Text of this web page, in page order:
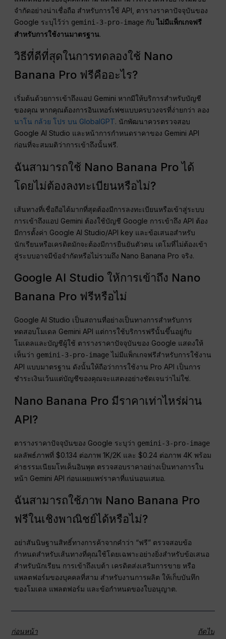
จำกัดอย่างน่าเชื่อถือ สำหรับการใช้ API, ตารางราคาปัจจุบันของ
Google ระบุไว้ว่า gemini-3-pro-image กับไม่มีแพ็กเกจฟรี
สำหรับการใช้งานมาตรฐาน.
วิธีที่ดีที่สุดในการทดลองใช้ Nano
Banana Pro ฟรีคืออะไร?
เริ่มต้นด้วยการเข้าถึงแอป Gemini หากมีให้บริการสำหรับบัญชี
ของคุณ หากคุณต้องการอินเทอร์เฟซแบบครบวงจรที่ง่ายกว่า ลอง
นาโน กล้วย โปร บน GlobalGPT. นักพัฒนาควรตรวจสอบ
Google AI Studio และหน้าการกำหนดราคาของ Gemini API
ก่อนที่จะสมมติว่าการเข้าถึงนั้นฟรี.
ฉันสามารถใช้ Nano Banana Pro ได้
โดยไม่ต้องลงทะเบียนหรือไม่?
เส้นทางที่เชื่อถือได้มากที่สุดต้องมีการลงทะเบียนหรือเข้าสู่ระบบ
การเข้าถึงแอป Gemini ต้องใช้บัญชี Google การเข้าถึง API ต้อง
มีการตั้งค่า Google AI Studio/API key และข้อเสนอสำหรับ
นักเรียนหรือเครดิตมักจะต้องมีการยืนยันตัวตน เดโมที่ไม่ต้องเข้า
สู่ระบบอาจมีข้อจำกัดหรือไม่รวมถึง Nano Banana Pro จริง.
Google AI Studio ให้การเข้าถึง Nano
Banana Pro ฟรีหรือไม่
Google AI Studio เป็นสถานที่อย่างเป็นทางการสำหรับการ
ทดสอบโมเดล Gemini API แต่การใช้บริการฟรีนั้นขึ้นอยู่กับ
โมเดลและบัญชีผู้ใช้ ตารางราคาปัจจุบันของ Google แสดงให้
เห็นว่า gemini-3-pro-imageไม่มีแพ็กเกจฟรีสำหรับการใช้งาน
API แบบมาตรฐาน ดังนั้นให้ถือว่าการใช้งาน Pro API เป็นการ
ชำระเงินเว้นแต่บัญชีของคุณจะแสดงอย่างชัดเจนว่าไม่ใช่.
Nano Banana Pro มีราคาเท่าไหร่ผ่าน
API?
ตารางราคาปัจจุบันของ Google ระบุว่า gemini-3-pro-image
ผลลัพธ์ภาพที่ $0.134 ต่อภาพ 1K/2K และ $0.24 ต่อภาพ 4K พร้อม
ค่าธรรมเนียมโทเค็นอินพุต ตรวจสอบราคาอย่างเป็นทางการใน
หน้า Gemini API ก่อนเผยแพร่ราคาที่แน่นอนเสมอ.
ฉันสามารถใช้ภาพ Nano Banana Pro
ฟรีในเชิงพาณิชย์ได้หรือไม่?
อย่าสันนิษฐานสิทธิ์ทางการค้าจากคำว่า “ฟรี” ตรวจสอบข้อ
กำหนดสำหรับเส้นทางที่คุณใช้โดยเฉพาะอย่างยิ่งสำหรับข้อเสนอ
สำหรับนักเรียน การเข้าถึงเบต้า เครดิตส่งเสริมการขาย หรือ
แพลตฟอร์มของบุคคลที่สาม สำหรับงานการผลิต ให้เก็บบันทึก
ของโมเดล แพลตฟอร์ม และข้อกำหนดของใบอนุญาต.
ก่อนหน้า ถัดไป